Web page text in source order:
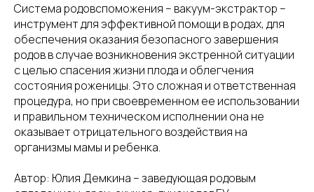
Система родовспоможения – вакуум-экстрактор –
инструмент для эффективной помощи в родах, для
обеспечения оказания безопасного завершения
родов в случае возникновения экстренной ситуации
с целью спасения жизни плода и облегчения
состояния роженицы. Это сложная и ответственная
процедура, но при своевременном ее использовании
и правильном техническом исполнении она не
оказывает отрицательного воздействия на
организмы мамы и ребенка.
Автор: Юлия Демкина – заведующая родовым